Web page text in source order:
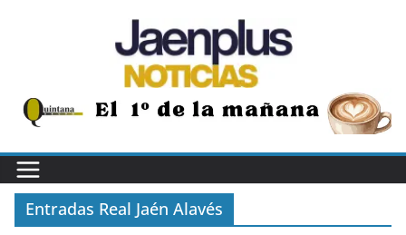
Entradas Real Jaén Alavés